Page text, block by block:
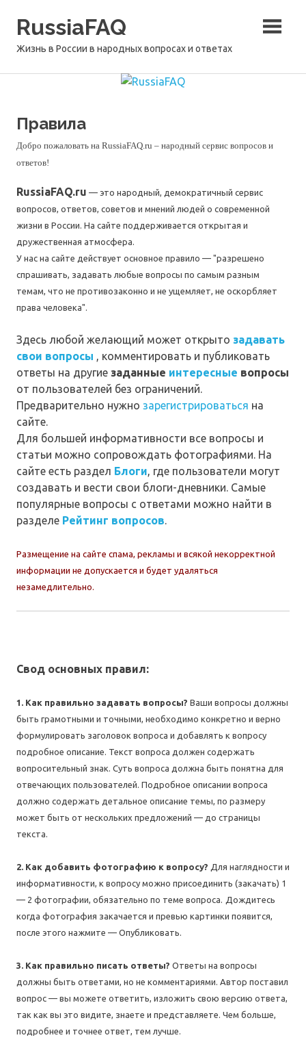
RussiaFAQ
Жизнь в России в народных вопросах и ответах
Правила
Добро пожаловать на RussiaFAQ.ru – народный сервис вопросов и
ответов!
RussiaFAQ.ru — это народный, демократичный сервис
вопросов, ответов, советов и мнений людей о современной
жизни в России. На сайте поддерживается открытая и
дружественная атмосфера.
У нас на сайте действует основное правило — "разрешено
спрашивать, задавать любые вопросы по самым разным
темам, что не противозаконно и не ущемляет, не оскорбляет
права человека".
Здесь любой желающий может открыто задавать
свои вопросы , комментировать и публиковать
ответы на другие заданные интересные вопросы
от пользователей без ограничений.
Предварительно нужно зарегистрироваться на
сайте.
Для большей информативности все вопросы и
статьи можно сопровождать фотографиями. На
сайте есть раздел Блоги, где пользователи могут
создавать и вести свои блоги-дневники. Самые
популярные вопросы с ответами можно найти в
разделе Рейтинг вопросов.
Размещение на сайте спама, рекламы и всякой некорректной
информации не допускается и будет удаляться
незамедлительно.
Свод основных правил:
1. Как правильно задавать вопросы? Ваши вопросы должны
быть грамотными и точными, необходимо конкретно и верно
формулировать заголовок вопроса и добавлять к вопросу
подробное описание. Текст вопроса должен содержать
вопросительный знак. Суть вопроса должна быть понятна для
отвечающих пользователей. Подробное описании вопроса
должно содержать детальное описание темы, по размеру
может быть от нескольких предложений — до страницы
текста.
2. Как добавить фотографию к вопросу? Для наглядности и
информативности, к вопросу можно присоединить (закачать) 1
— 2 фотографии, обязательно по теме вопроса. Дождитесь
когда фотография закачается и превью картинки появится,
после этого нажмите — Опубликовать.
3. Как правильно писать ответы? Ответы на вопросы
должны быть ответами, но не комментариями. Автор поставил
вопрос — вы можете ответить, изложить свою версию ответа,
так как вы это видите, знаете и представляете. Чем больше,
подробнее и точнее ответ, тем лучше.